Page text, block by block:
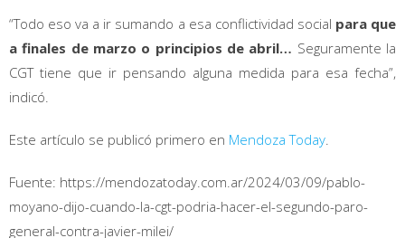
“Todo eso va a ir sumando a esa conflictividad social para que
a finales de marzo o principios de abril… Seguramente la
CGT tiene que ir pensando alguna medida para esa fecha”,
indicó.
Este artículo se publicó primero en Mendoza Today
Fuente: https://mendozatoday.com.ar/2024/03/09/pablo-
moyano-dijo-cuando-la-cgt-podria-hacer-el-segundo-paro-
general-contra-javier-milei/